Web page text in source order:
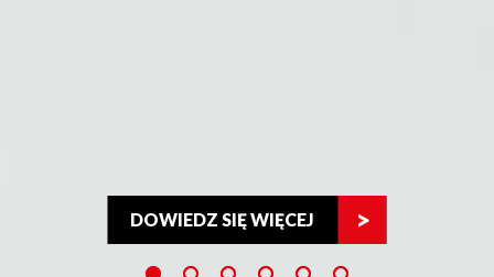
DOWIEDZ SIĘ WIĘCEJ